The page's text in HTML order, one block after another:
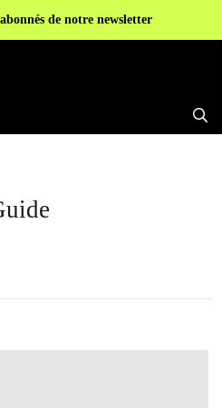
de notre newsletter